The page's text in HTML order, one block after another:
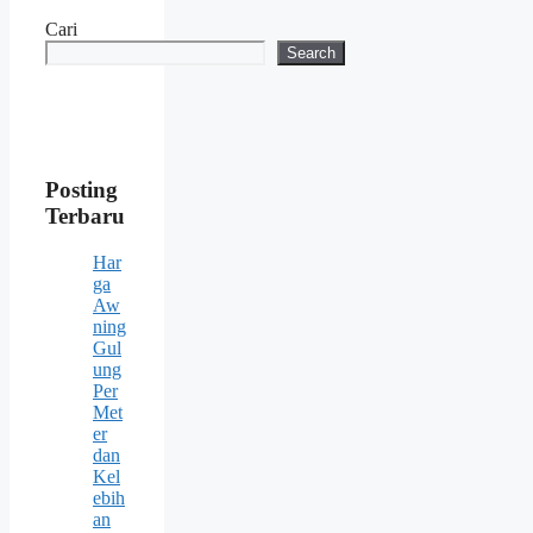
Cari
Search
Posting
Terbaru
Har
ga
Aw
ning
Gul
ung
Per
Met
er
dan
Kel
ebih
an